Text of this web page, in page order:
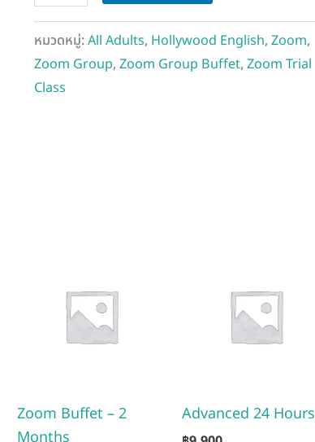
หมวดหมู่:All Adults, Hollywood English,Zoom,
Zoom Group,Zoom Group Buffet,Zoom Trial
Class
Zoom Buffet – 2
Advanced 24 Hours